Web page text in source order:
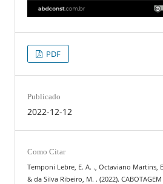
PDF
Publicado
2022-12-12
Como Citar
Temponi Lebre, E. A. ., Octaviano Martins,
& da Silva Ribeiro, M. . (2022). CABOTAGEM